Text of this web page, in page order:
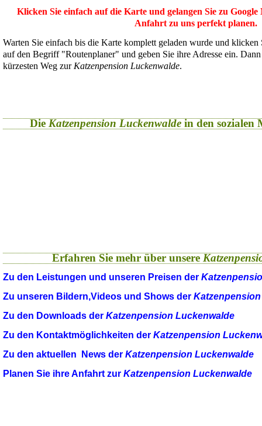
Klicken Sie einfach auf die Karte und gelangen Sie zu
Anfahrt zu uns perfekt planen.
Warten Sie einfach bis die Karte komplett geladen wurde und
auf den Begriff "Routenplaner" und geben Sie ihre Adresse ein.
kürzesten Weg zur Katzenpension Luckenwalde.
Die Katzenpension Luckenwaldein den sozialen
Erfahren Sie mehr über unsere
Zu den Leistungen und unseren Preisen der
Zu unseren Bildern,Videos und Shows der
Zu den Downloads der Katzenpension Luckenwalde
Zu den Kontaktmöglichkeiten der Katzenpension
Zu den aktuellen News der Katzenpension Luckenwalde
Planen Sie ihre Anfahrt zur Katzenpension Luckenwalde